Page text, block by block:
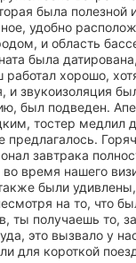
была полезной
удобно
и область
была
хорошо,
и звукоизоляция
был подведен.
тостер медлил
предлагалось.
завтрака
время нашего
были удивлены,
на то, что
ты получаешь то,
это вызвало у
для короткой